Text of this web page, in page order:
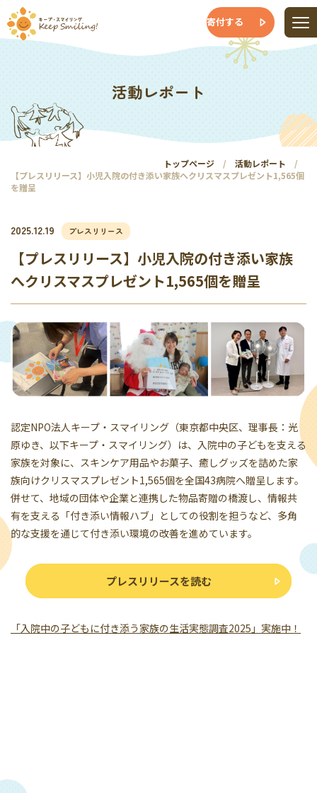
寄付する
活動レポート
トップページ
活動レポート
【プレスリリース】小児入院の付き添い家族へクリスマスプレゼント1,565個
を贈呈
2025.12.19 プレスリリース
【プレスリリース】小児入院の付き添い家族
へクリスマスプレゼント1,565個を贈呈
認定NPO法人キープ・スマイリング（東京都中央区、理事長：光
原ゆき、以下キープ・スマイリング）は、入院中の子どもを支える
家族を対象に、スキンケア用品やお菓子、癒しグッズを詰めた家
族向けクリスマスプレゼント1,565個を全国43病院へ贈呈します。
併せて、地域の団体や企業と連携した物品寄贈の橋渡し、情報共
有を支える「付き添い情報ハブ」としての役割を担うなど、多角
的な支援を通じて付き添い環境の改善を進めています。
プレスリリースを読む
「入院中の子どもに付き添う家族の生活実態調査2025」実施中！